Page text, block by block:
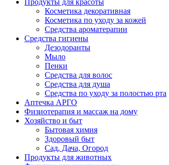
Продукты для красоты
Косметика декоративная
Косметика по уходу за кожей
Средства ароматерапии
Средства гигиены
Дезодоранты
Мыло
Пенки
Средства для волос
Средства для душа
Средства по уходу за полостью рта
Аптечка АРГО
Физиотерапия и массаж на дому
Хозяйство и быт
Бытовая химия
Здоровый быт
Сад, Дача, Огород
Продукты для животных